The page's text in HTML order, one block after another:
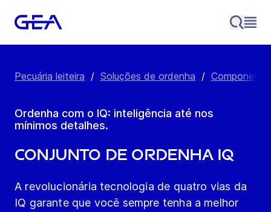
Pecuária leiteira / Soluções de ordenha /
Ordenha com o IQ: inteligência até nos
mínimos detalhes.
Conjunto de ordenha IQ
A revolucionária tecnologia de quatro vias da
IQ garante que você sempre tenha a melhor